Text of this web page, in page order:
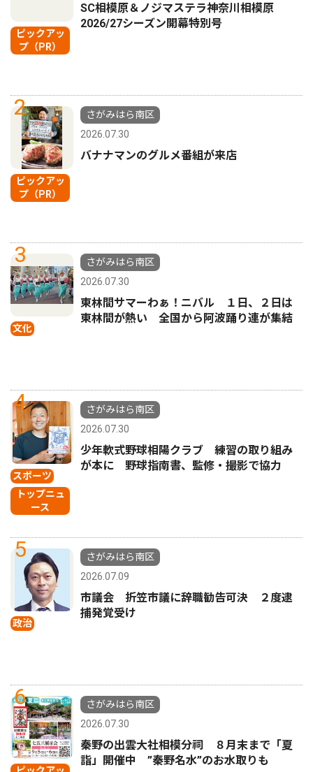
ピックアッ
プ（PR）
SC相模原＆ノジマステラ神奈川相模原
2026/27シーズン開幕特別号
2
ピックアッ
プ（PR）
さがみはら南区
2026.07.30
バナナマンのグルメ番組が来店
3
文化
さがみはら南区
2026.07.30
東林間サマーわぁ！ニバル １日、２日は
東林間が熱い 全国から阿波踊り連が集結
4
スポーツ
トップニュ
ース
さがみはら南区
2026.07.30
少年軟式野球相陽クラブ 練習の取り組み
が本に 野球指南書、監修・撮影で協力
5
政治
さがみはら南区
2026.07.09
市議会 折笠市議に辞職勧告可決 ２度逮
捕発覚受け
6
さがみはら南区
2026.07.30
秦野の出雲大社相模分祠 ８月末まで「夏
詣」開催中 ”秦野名水”のお水取りも